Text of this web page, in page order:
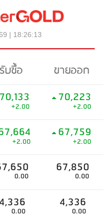
| 18:26:13
รับซื้อ
ขายออก
70,133
+2.00
70,223
+2.00
+2.00
67,759
+2.00
0.00
67,850
0.00
0.00
4,336
0.00